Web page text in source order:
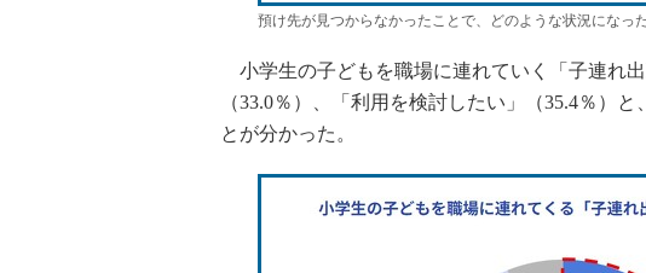
預け先が見つからなかったことで、どのような状況になっ
小学生の子どもを職場に連れていく「子連れ
（33.0％）、「利用を検討したい」（35.4％）
とが分かった。